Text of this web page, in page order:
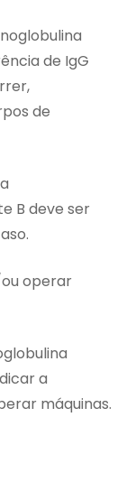
de IgG
de
B deve ser
operar
a
máquinas.